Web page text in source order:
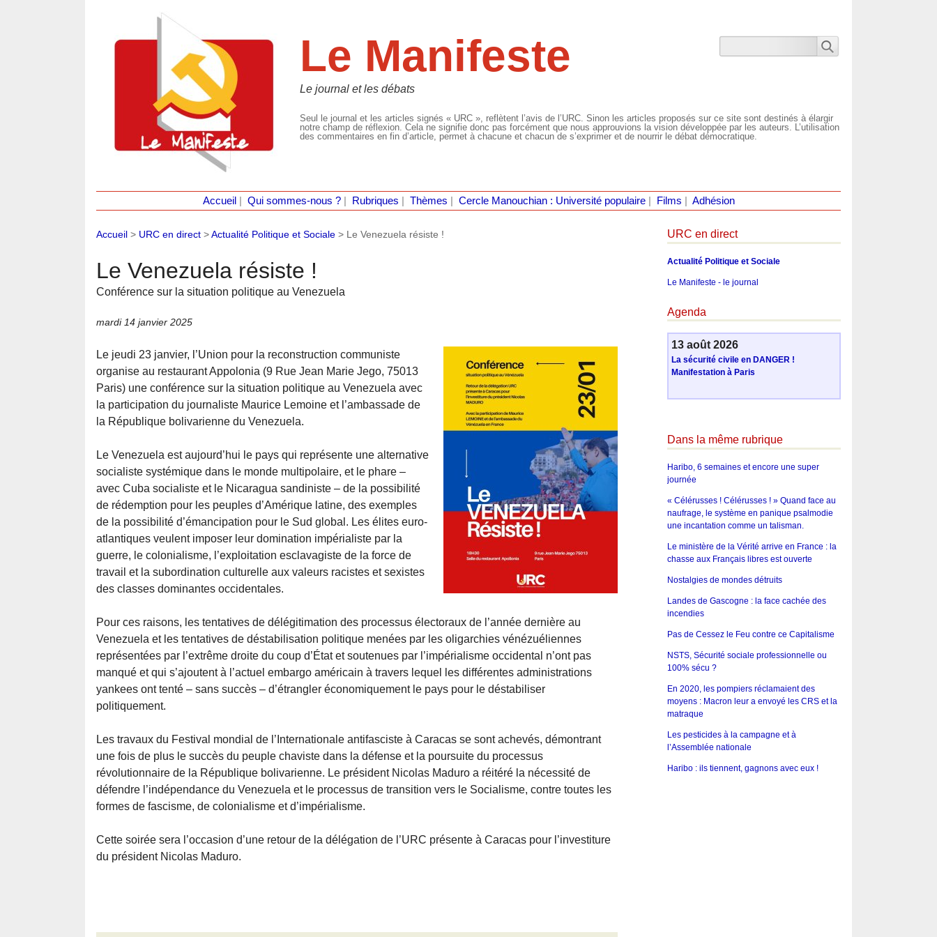
Le Manifeste
Le journal et les débats
Seul le journal et les articles signés « URC », reflètent l’avis de l’URC. Sinon les articles proposés sur ce site sont destinés à élargir
notre champ de réflexion. Cela ne signifie donc pas forcément que nous approuvions la vision développée par les auteurs. L’utilisation
des commentaires en fin d’article, permet à chacune et chacun de s’exprimer et de nourrir le débat démocratique.
Accueil Qui sommes-nous ?| Rubriques Thèmes Cercle Manouchian : Université populaire| Films Adhésion
Accueil > URC en direct >Actualité Politique et Sociale > Le Venezuela résiste !
Le Venezuela résiste !
Conférence sur la situation politique au Venezuela
mardi 14 janvier 2025
Le jeudi 23 janvier, l’Union pour la reconstruction communiste
organise au restaurant Appolonia (9 Rue Jean Marie Jego, 75013
Paris) une conférence sur la situation politique au Venezuela avec
la participation du journaliste Maurice Lemoine et l’ambassade de
la République bolivarienne du Venezuela.
Le Venezuela est aujourd’hui le pays qui représente une alternative
socialiste systémique dans le monde multipolaire, et le phare –
avec Cuba socialiste et le Nicaragua sandiniste – de la possibilité
de rédemption pour les peuples d’Amérique latine, des exemples
de la possibilité d’émancipation pour le Sud global. Les élites euro-
atlantiques veulent imposer leur domination impérialiste par la
guerre, le colonialisme, l’exploitation esclavagiste de la force de
travail et la subordination culturelle aux valeurs racistes et sexistes
des classes dominantes occidentales.
Pour ces raisons, les tentatives de délégitimation des processus électoraux de l’année dernière au
Venezuela et les tentatives de déstabilisation politique menées par les oligarchies vénézuéliennes
représentées par l’extrême droite du coup d’État et soutenues par l’impérialisme occidental n’ont pas
manqué et qui s’ajoutent à l’actuel embargo américain à travers lequel les différentes administrations
yankees ont tenté – sans succès – d’étrangler économiquement le pays pour le déstabiliser
politiquement.
Les travaux du Festival mondial de l’Internationale antifasciste à Caracas se sont achevés, démontrant
une fois de plus le succès du peuple chaviste dans la défense et la poursuite du processus
révolutionnaire de la République bolivarienne. Le président Nicolas Maduro a réitéré la nécessité de
défendre l’indépendance du Venezuela et le processus de transition vers le Socialisme, contre toutes les
formes de fascisme, de colonialisme et d’impérialisme.
Cette soirée sera l’occasion d’une retour de la délégation de l’URC présente à Caracas pour l’investiture
du président Nicolas Maduro.
URC en direct
Actualité Politique et Sociale
Le Manifeste - le journal
Agenda
13 août 2026
La sécurité civile en DANGER !
Manifestation à Paris
Dans la même rubrique
Haribo, 6 semaines et encore une super
journée
« Célérusses ! Célérusses ! » Quand face au
naufrage, le système en panique psalmodie
une incantation comme un talisman.
Le ministère de la Vérité arrive en France : la
chasse aux Français libres est ouverte
Nostalgies de mondes détruits
Landes de Gascogne : la face cachée des
incendies
Pas de Cessez le Feu contre ce Capitalisme
NSTS, Sécurité sociale professionnelle ou
100% sécu ?
En 2020, les pompiers réclamaient des
moyens : Macron leur a envoyé les CRS et la
matraque
Les pesticides à la campagne et à
l’Assemblée nationale
Haribo : ils tiennent, gagnons avec eux !